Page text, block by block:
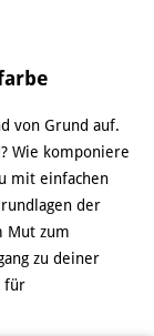
von Grund auf.
Wie komponiere
mit einfachen
der
Mut zum
zu deiner
für